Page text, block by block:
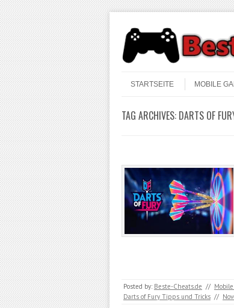
Menu
STARTSEITE
MOBILE
TAG ARCHIVES: DARTS OF
Posted by: Beste-Cheats.de //
Darts of Fury Tipps und Tricks //